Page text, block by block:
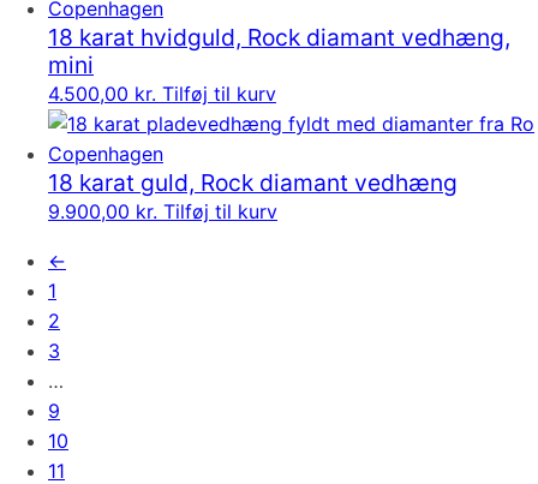
18 karat hvidguld, Rock diamant vedhæng,
mini
4.500,00 kr. Tilføj til kurv
18 karat guld, Rock diamant vedhæng
9.900,00 kr. Tilføj til kurv
←
1
2
3
…
9
10
11